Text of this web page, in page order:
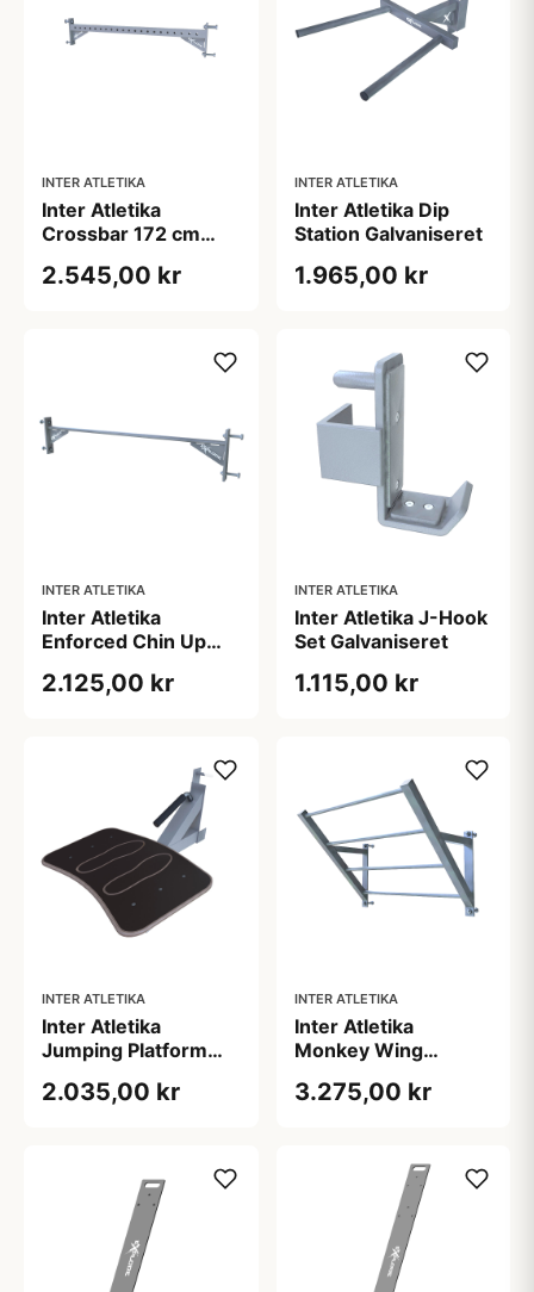
INTER ATLETIKA
Inter Atletika
Crossbar 172 cm
2.545,00 kr
INTER ATLETIKA
Inter Atletika Dip
Station Galvaniseret
1.965,00 kr
INTER ATLETIKA
Inter Atletika
Enforced Chin Up
Galvaniseret
2.125,00 kr
INTER ATLETIKA
Inter Atletika J-Hook
Set Galvaniseret
1.115,00 kr
INTER ATLETIKA
Inter Atletika
Jumping Platform
2.035,00 kr
INTER ATLETIKA
Inter Atletika
Monkey Wing
3.275,00 kr